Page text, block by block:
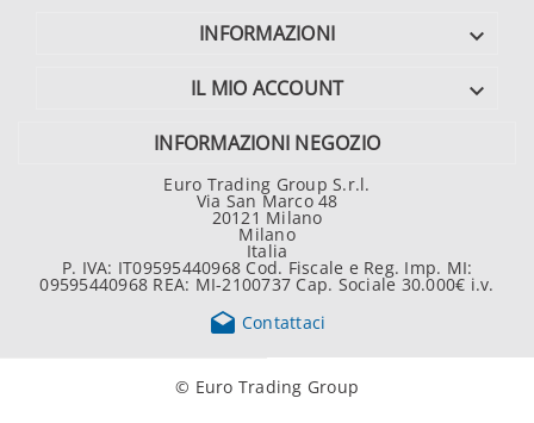
INFORMAZIONI 
IL MIO ACCOUNT 
INFORMAZIONI NEGOZIO
Euro Trading Group S.r.l.
Via San Marco 48
20121 Milano
Milano
Italia
P. IVA: IT09595440968 Cod. Fiscale e Reg. Imp. MI:
09595440968 REA: MI-2100737 Cap. Sociale 30.000€ i.v.
 Contattaci
© Euro Trading Group